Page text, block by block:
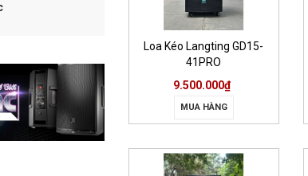
Loa Kéo Langting GD15-
41PRO
9.500.000₫
MUA HÀNG